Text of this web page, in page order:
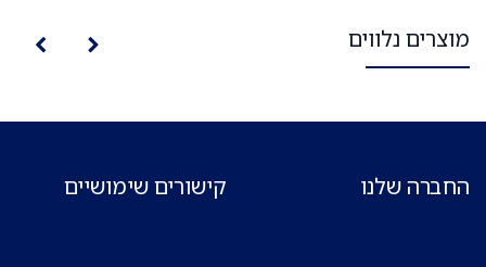
מוצרים נלווים
החברה שלנו קישורים שימושיים